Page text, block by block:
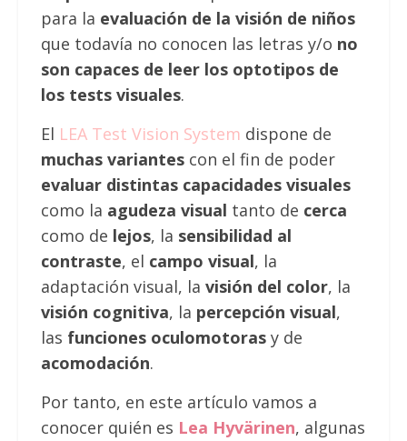
para la evaluación de la visión de niños
que todavía no conocen las letras y/o no
son capaces de leer los optotipos de
los tests visuales.
El LEA Test Vision System dispone de
muchas variantescon el fin de poder
evaluar distintas capacidades visuales
como la agudeza visual tanto de cerca
como de lejos, la sensibilidad al
contraste, el campo visual, la
adaptación visual, la visión del color, la
visión cognitiva, la percepción visual,
las funciones oculomotorasy de
acomodación.
Por tanto, en este artículo vamos a
conocer quién es Lea Hyvärinen, algunas